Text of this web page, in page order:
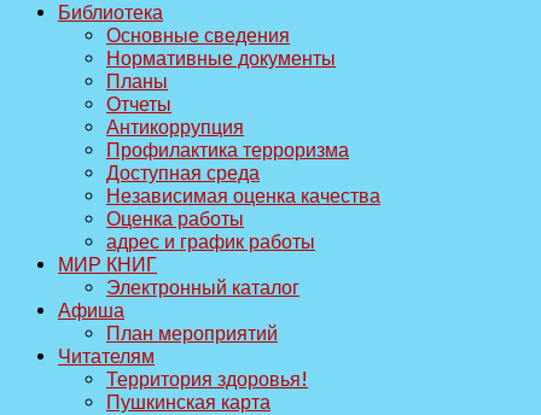
Библиотека
Основные сведения
Нормативные документы
Планы
Отчеты
Антикоррупция
Профилактика терроризма
Доступная среда
Независимая оценка качества
Оценка работы
адрес и график работы
МИР КНИГ
Электронный каталог
Афиша
План мероприятий
Читателям
Территория здоровья!
Пушкинская карта